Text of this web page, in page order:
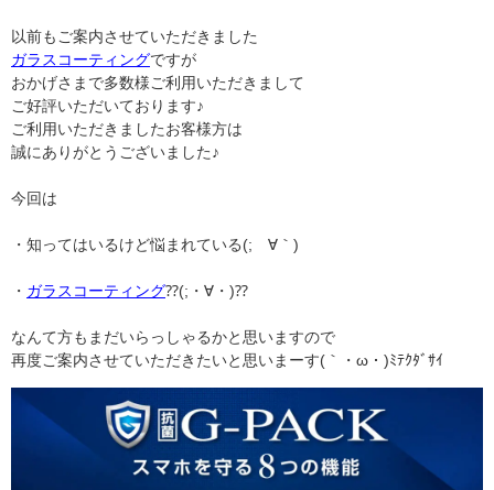
以前もご案内させていただきました
ガラスコーティングですが
おかげさまで多数様ご利用いただきまして
ご好評いただいております♪
ご利用いただきましたお客様方は
誠にありがとうございました♪
今回は
・知ってはいるけど悩まれている(;´∀｀)
・ ガラスコーティング⁇(;・∀・)⁇
なんて方もまだいらっしゃるかと思いますので
再度ご案内させていただきたいと思いまーす(｀・ω・)ﾐﾃｸﾀﾞｻｲ